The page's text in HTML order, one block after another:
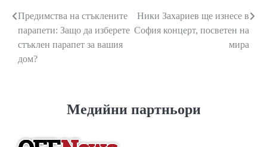
Навигация
Предимства на стъклените
парапети: Защо да изберете
стъклен парапет за вашия
дом?
Ники Захариев ще изнесе в
София концерт, посветен на
мира
Медийни партньори